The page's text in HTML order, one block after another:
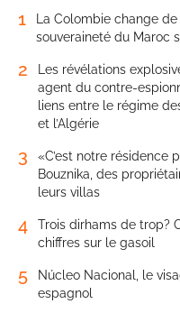
1
La Colombie change
souveraineté du Maroc
2
Les révélations
agent du contre-
liens entre le régime
et l’Algérie
3
«C’est notre résidence
Bouznika, des
leurs villas
4
Trois dirhams de trop?
chiffres sur le gasoil
5
Núcleo Nacional, le
espagnol